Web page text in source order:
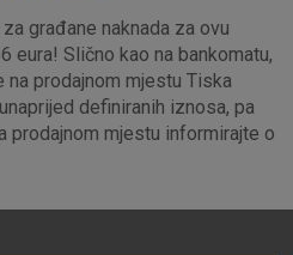
građane naknada za ovu
eura! Slično kao na bankomatu,
prodajnom mjestu Tiska
definiranih iznosa, pa
prodajnom mjestu informirajte o
dijelovi stranice neće raditi. Ti
informacije koje bi vas mogle